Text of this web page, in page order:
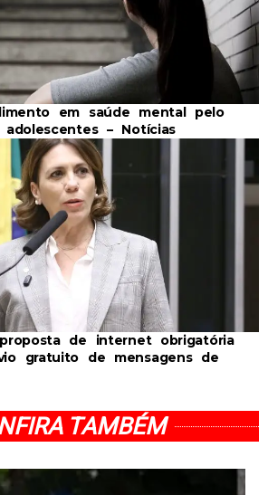
em saúde mental pelo
– Notícias
de internet obrigatória
gratuito de mensagens de
TAMBÉM